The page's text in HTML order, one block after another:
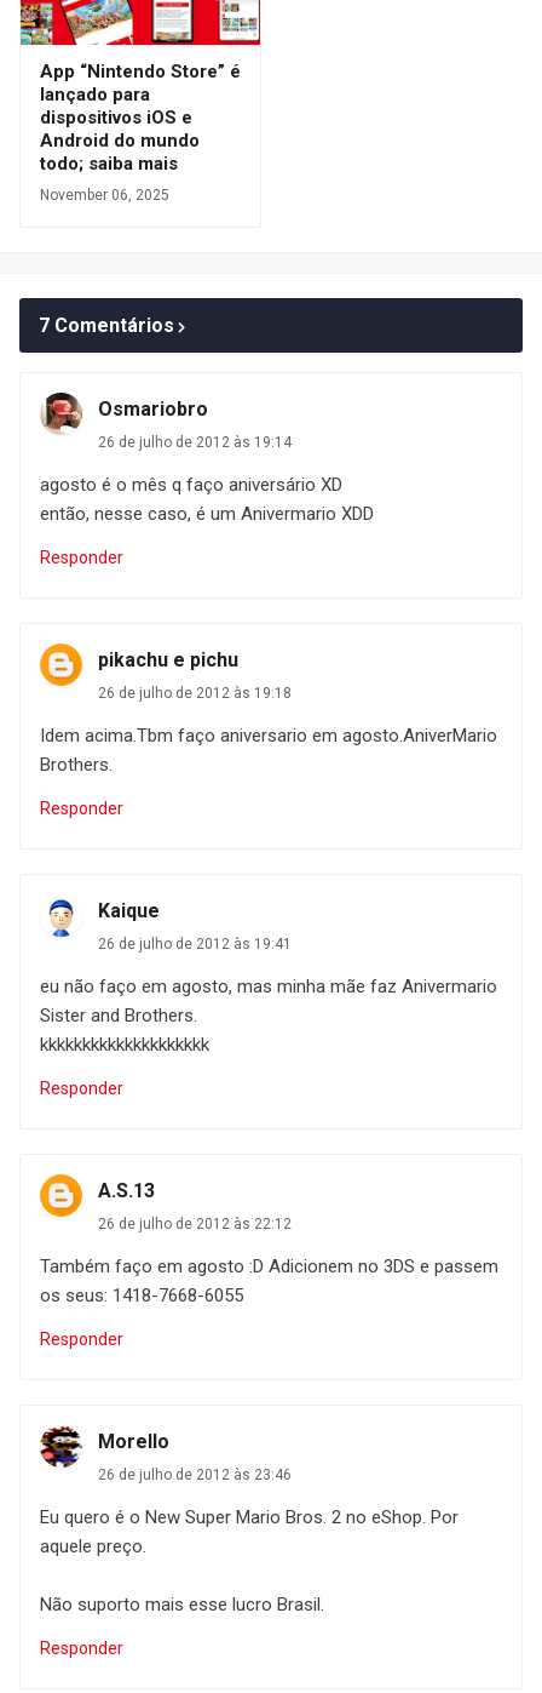
App “Nintendo Store” é
lançado para
dispositivos iOS e
Android do mundo
todo; saiba mais
November 06, 2025
7 Comentários
Osmariobro
26 de julho de 2012 às 19:14
agosto é o mês q faço aniversário XD
então, nesse caso, é um Anivermario XDD
Responder
pikachu e pichu
26 de julho de 2012 às 19:18
Idem acima.Tbm faço aniversario em agosto.AniverMario
Brothers.
Responder
Kaique
26 de julho de 2012 às 19:41
eu não faço em agosto, mas minha mãe faz Anivermario
Sister and Brothers.
kkkkkkkkkkkkkkkkkkkk
Responder
A.S.13
26 de julho de 2012 às 22:12
Também faço em agosto :D Adicionem no 3DS e passem
os seus: 1418-7668-6055
Responder
Morello
26 de julho de 2012 às 23:46
Eu quero é o New Super Mario Bros. 2 no eShop. Por
aquele preço.
Não suporto mais esse lucro Brasil.
Responder